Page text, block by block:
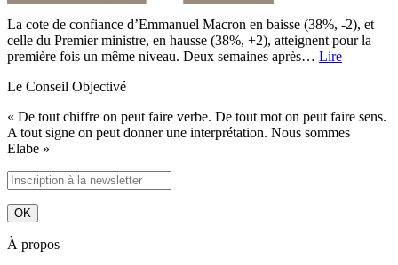
La cote de confiance d’Emmanuel Macron en baisse (38%, -2), et
celle du Premier ministre, en hausse (38%, +2), atteignent pour la
première fois un même niveau. Deux semaines après… Lire
Le Conseil Objectivé
« De tout chiffre on peut faire verbe. De tout mot on peut faire sens.
A tout signe on peut donner une interprétation. Nous sommes
Elabe »
À propos